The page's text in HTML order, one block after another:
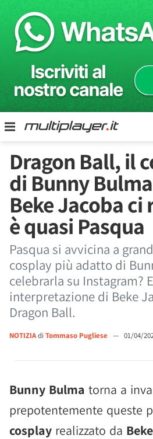
Dragon Ball, il
di Bunny
Beke Jacoba ci
è quasi Pasqua
Pasqua si avvicina a
cosplay più adatto di
celebrarla su Instagram?
interpretazione di Beke
Dragon Ball.
NOTIZIAdi Tommaso Pugliese — 01/04/
Bunny Bulma torna a
prepotentemente queste
cosplay realizzato da